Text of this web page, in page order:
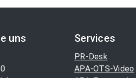
uns Services
PR-Desk
APA-OTS-Video